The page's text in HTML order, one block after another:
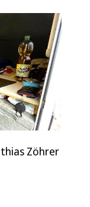
Zöhrer